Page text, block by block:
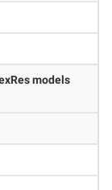
models